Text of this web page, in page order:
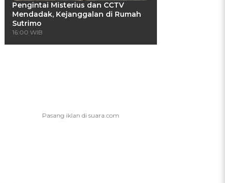
Pengintai Misterius dan CCTV
Mendadak, Kejanggalan di Rumah
Sutrimo
16:00 WIB